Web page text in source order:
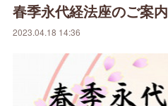
春季永代経法座のご案内
2023.04.18 14:36